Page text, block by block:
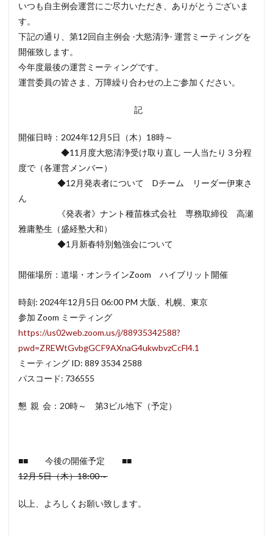
いつも自主例会運営にご尽力いただき、ありがとうございま
す。
下記の通り、第12回自主例会 -大慾清浄- 運営ミーティングを
開催致します。
今年度最後の運営ミーティングです。
運営委員の皆さま、万障繰り合わせの上ご参加ください。
記
開催日時： 2024年12月5日（木） 18時～
◆11月度大慾清浄受け取り直し 一人当たり３分程
度で（各運営メンバー）
◆12月発表者について Dチーム リーダー伊東さ
ん
《発表者》ナント種苗株式会社 専務取締役 高瀬
雅庸塾生（盛経塾大和）
◆1月新春特別勉強会について
開催場所：道場・オンラインZoom ハイブリット開催
時刻: 2024年12月5日 06:00 PM 大阪、札幌、東京
参加 Zoom ミーティング
https://us02web.zoom.us/j/88935342588?
pwd=ZREWtGvbgGCF9AXnaG4ukwbvzCcFl4.1
ミーティング ID: 889 3534 2588
パスコード: 736555
懇 親 会：20時～ 第3ビル地下（予定）
■■ 今後の開催予定 ■■
12月5日（木）18:00～
以上、よろしくお願い致します。